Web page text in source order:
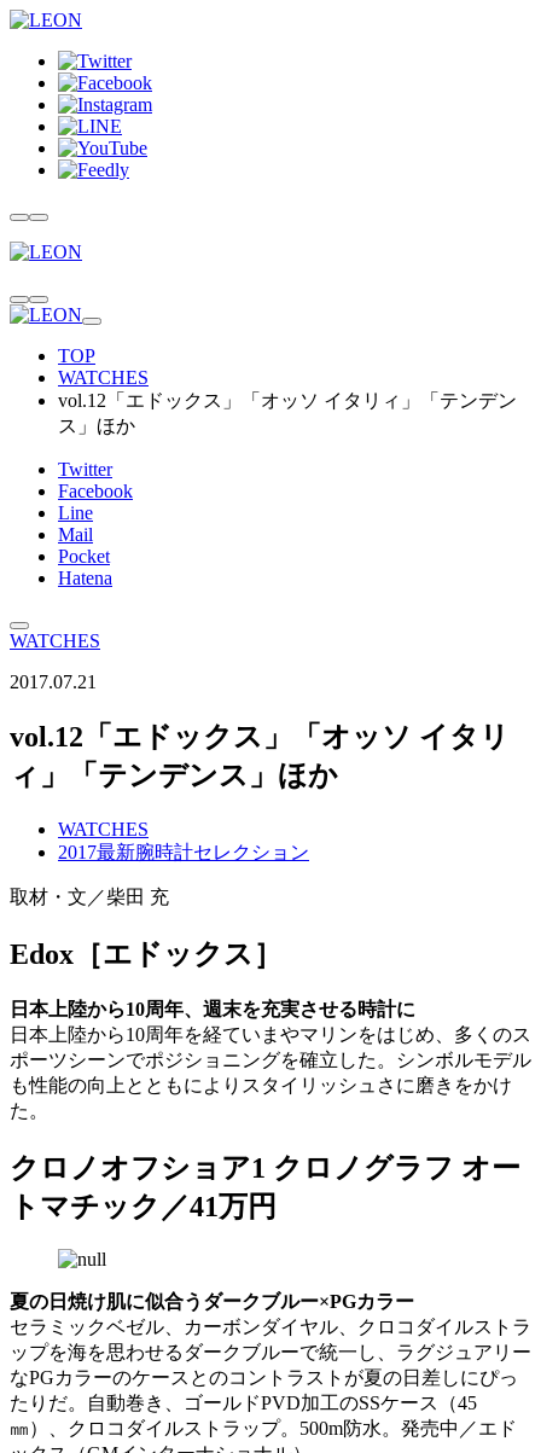
TOP
WATCHES
vol.12「エドックス」「オッソ イタリィ」「テンデン
ス」ほか
Twitter
Facebook
Line
Mail
Pocket
Hatena
WATCHES
2017.07.21
vol.12「エドックス」「オッソ イタリ
ィ」「テンデンス」ほか
WATCHES
2017最新腕時計セレクション
取材・文／柴田 充
Edox［エドックス］
日本上陸から10周年、週末を充実させる時計に
日本上陸から10周年を経ていまやマリンをはじめ、多くのス
ポーツシーンでポジショニングを確立した。シンボルモデル
も性能の向上とともによりスタイリッシュさに磨きをかけ
た。
クロノオフショア1 クロノグラフ オー
トマチック／41万円
夏の日焼け肌に似合うダークブルー×PGカラー
セラミックベゼル、カーボンダイヤル、クロコダイルストラ
ップを海を思わせるダークブルーで統一し、ラグジュアリー
なPGカラーのケースとのコントラストが夏の日差しにぴっ
たりだ。自動巻き、ゴールドPVD加工のSSケース（45
㎜）、クロコダイルストラップ。500m防水。発売中／エド